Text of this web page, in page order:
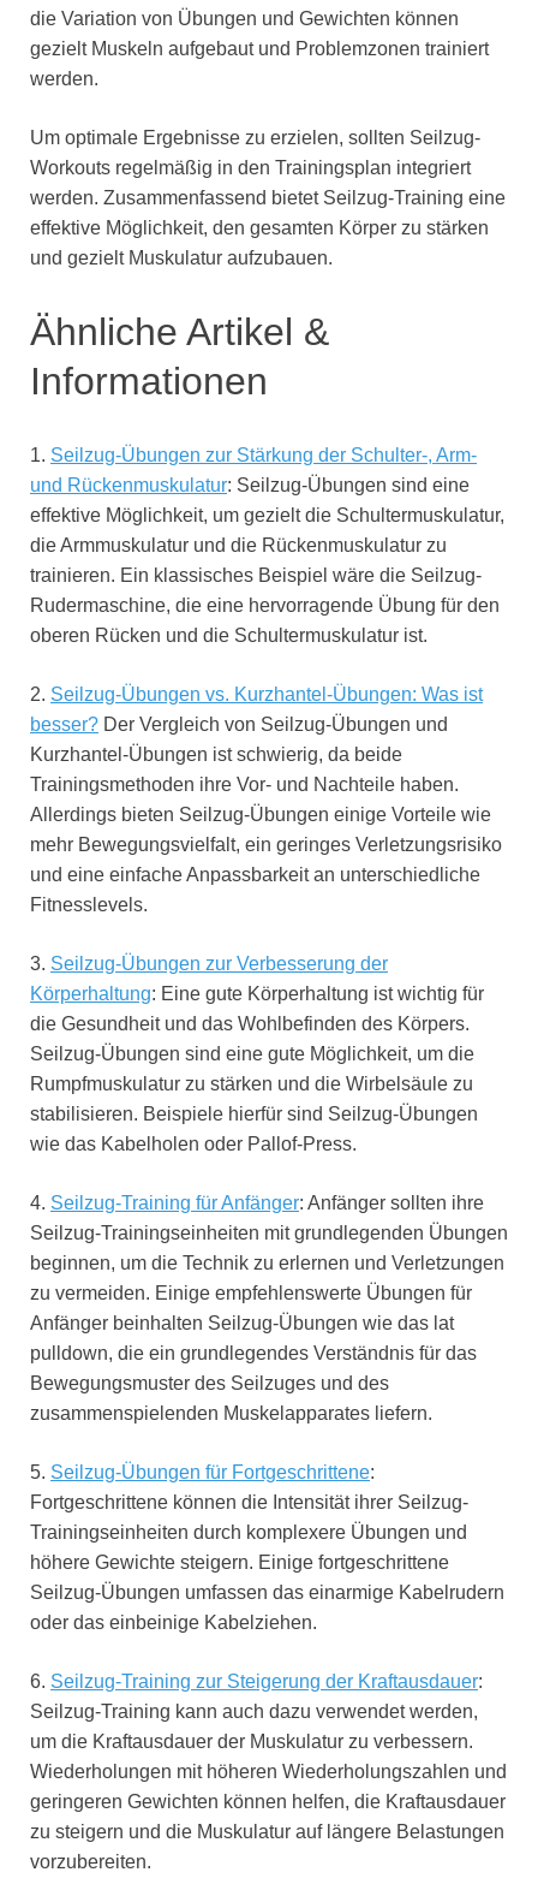
die Variation von Übungen und Gewichten können
gezielt Muskeln aufgebaut und Problemzonen trainiert
werden.
Um optimale Ergebnisse zu erzielen, sollten Seilzug-
Workouts regelmäßig in den Trainingsplan integriert
werden. Zusammenfassend bietet Seilzug-Training eine
effektive Möglichkeit, den gesamten Körper zu stärken
und gezielt Muskulatur aufzubauen.
Ähnliche Artikel &
Informationen
1. Seilzug-Übungen zur Stärkung der Schulter-, Arm-
und Rückenmuskulatur: Seilzug-Übungen sind eine
effektive Möglichkeit, um gezielt die Schultermuskulatur,
die Armmuskulatur und die Rückenmuskulatur zu
trainieren. Ein klassisches Beispiel wäre die Seilzug-
Rudermaschine, die eine hervorragende Übung für den
oberen Rücken und die Schultermuskulatur ist.
2. Seilzug-Übungen vs. Kurzhantel-Übungen: Was ist
besser? Der Vergleich von Seilzug-Übungen und
Kurzhantel-Übungen ist schwierig, da beide
Trainingsmethoden ihre Vor- und Nachteile haben.
Allerdings bieten Seilzug-Übungen einige Vorteile wie
mehr Bewegungsvielfalt, ein geringes Verletzungsrisiko
und eine einfache Anpassbarkeit an unterschiedliche
Fitnesslevels.
3. Seilzug-Übungen zur Verbesserung der
Körperhaltung: Eine gute Körperhaltung ist wichtig für
die Gesundheit und das Wohlbefinden des Körpers.
Seilzug-Übungen sind eine gute Möglichkeit, um die
Rumpfmuskulatur zu stärken und die Wirbelsäule zu
stabilisieren. Beispiele hierfür sind Seilzug-Übungen
wie das Kabelholen oder Pallof-Press.
4. Seilzug-Training für Anfänger: Anfänger sollten ihre
Seilzug-Trainingseinheiten mit grundlegenden Übungen
beginnen, um die Technik zu erlernen und Verletzungen
zu vermeiden. Einige empfehlenswerte Übungen für
Anfänger beinhalten Seilzug-Übungen wie das lat
pulldown, die ein grundlegendes Verständnis für das
Bewegungsmuster des Seilzuges und des
zusammenspielenden Muskelapparates liefern.
5. Seilzug-Übungen für Fortgeschrittene:
Fortgeschrittene können die Intensität ihrer Seilzug-
Trainingseinheiten durch komplexere Übungen und
höhere Gewichte steigern. Einige fortgeschrittene
Seilzug-Übungen umfassen das einarmige Kabelrudern
oder das einbeinige Kabelziehen.
6. Seilzug-Training zur Steigerung der Kraftausdauer:
Seilzug-Training kann auch dazu verwendet werden,
um die Kraftausdauer der Muskulatur zu verbessern.
Wiederholungen mit höheren Wiederholungszahlen und
geringeren Gewichten können helfen, die Kraftausdauer
zu steigern und die Muskulatur auf längere Belastungen
vorzubereiten.